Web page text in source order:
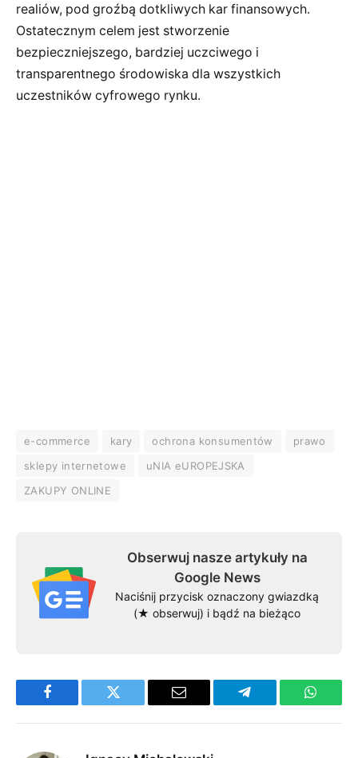
realiów, pod groźbą dotkliwych kar finansowych.
Ostatecznym celem jest stworzenie
bezpieczniejszego, bardziej uczciwego i
transparentnego środowiska dla wszystkich
uczestników cyfrowego rynku.
e-commerce kary ochrona konsumentów
prawo
sklepy internetowe
uNIA eUROPEJSKA
ZAKUPY ONLINE
Obserwuj nasze artykuły na
Google News
Naciśnij przycisk oznaczony gwiazdką
(★ obserwuj) i bądź na bieżąco
Facebook Twitter Email Telegram